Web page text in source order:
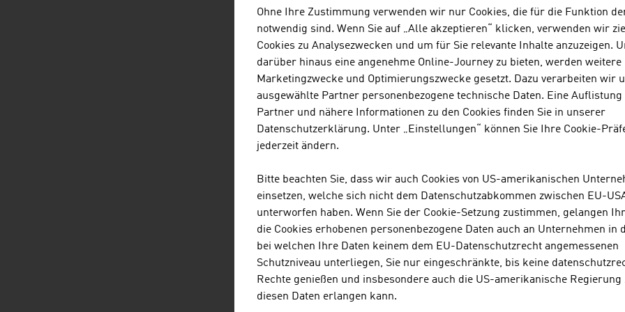
Österreich, Wasserkraftanlagen über Smartphone, Tablet und
zu visualisieren. Die Web-Lösung setzt neue Standards in der
klassische SPS Steuerung mit der Welt von Cloud,
SICHERHEIT
Die Digitalisierung bringt nicht nur neue Business-Chancen
Gefahren. Qualifizierte Beratung im Bereich Informations- und
verhindert Angriffe auf digitale IT-Infrastrukturen und hilft
Daten und ihre Geschäftsgeheimnisse zu schützen.
berater haben das Fachwissen, um herstellerunabhängige,
weltweit zu finden.
HÖCHSTE STANDARDS
Strenge Richtlinien und Ausbildungsstandards garantieren die
österreichischer Beratungsunternehmen. Eine wichtige Rolle
spielt die Qualitätsakademie
, die mit unterschiedlichen
Ohne Ihre Zustimmung verwenden wir nur Cookies, die für die Funktion
notwendig sind. Wenn Sie auf „Alle akzeptieren“ klicken, verwenden wir
Cookies zu Analysezwecken und um für Sie relevante Inhalte anzuzeigen.
darüber hinaus eine angenehme Online-Journey zu bieten, werden weitere
Marketingzwecke und Optimierungszwecke gesetzt. Dazu verarbeiten wir
ausgewählte Partner personenbezogene technische Daten. Eine Auflistung
Partner und nähere Informationen zu den Cookies finden Sie in unserer
Datenschutzerklärung. Unter „Einstellungen“ können Sie Ihre Cookie-
jederzeit ändern.
Bitte beachten Sie, dass wir auch Cookies von US-amerikanischen
einsetzen, welche sich nicht dem Datenschutzabkommen zwischen EU-
unterworfen haben. Wenn Sie der Cookie-Setzung zustimmen, gelangen
die Cookies erhobenen personenbezogene Daten auch an Unternehmen in
bei welchen Ihre Daten keinem dem EU-Datenschutzrecht angemessenen
Schutzniveau unterliegen, Sie nur eingeschränkte, bis keine
Rechte genießen und insbesondere auch die US-amerikanische Regierung
diesen Daten erlangen kann.